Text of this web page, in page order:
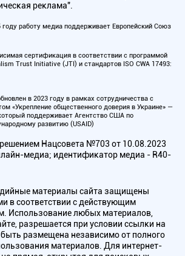
реклама".
году работу медиа поддерживает Европейский Союз
сертификация в соответствии с программой
Trust Initiative (JTI) и стандартов ISO CWA 17493:
в 2023 году в рамках сотрудничества с
«Укрепление общественного доверия в Украине» —
поддерживает Агентство США по
развитию (USAID)
Нацсовета №703 от 10.08.2023
медиа; идентификатор медиа - R40-
материалы сайта защищены
в соответствии с действующим
Использование любых материалов,
разрешается при условии ссылки на
размещена независимо от полного
материалов. Для интернет-